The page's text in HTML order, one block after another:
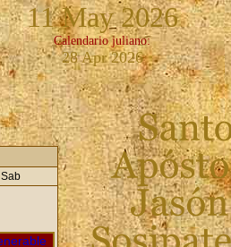
11 May 2026
Calendario juliano:
28 Apr 2026
Sab